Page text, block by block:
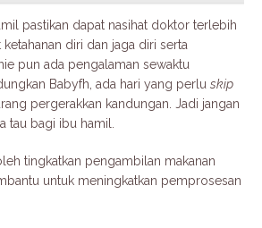
pastikan dapat nasihat doktor terlebih
diri dan jaga diri serta
pun ada pengalaman sewaktu
Babyfh, ada hari yang perlu skip
pergerakkan kandungan. Jadi jangan
tau bagi ibu hamil.
tingkatkan pengambilan makanan
untuk meningkatkan pemprosesan